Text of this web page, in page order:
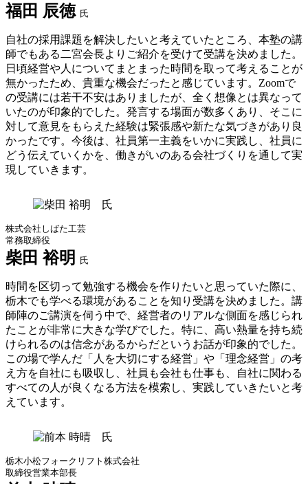
福田 辰徳 氏
自社の採用課題を解決したいと考えていたところ、本塾の講
師でもある二宮会長よりご紹介を受けて受講を決めました。
日頃経営や人についてまとまった時間を取って考えることが
無かったため、貴重な機会だったと感じています。Zoomで
の受講には若干不安はありましたが、全く想像とは異なって
いたのが印象的でした。発言する場面が数多くあり、そこに
対して意見をもらえた経験は緊張感や新たな気づきがあり良
かったです。今後は、社員第一主義をいかに実践し、社員に
どう伝えていくかを、働きがいのある会社づくりを通して実
現していきます。
株式会社しばた工芸
常務取締役
柴田 裕明 氏
時間を区切って勉強する機会を作りたいと思っていた際に、
栃木でも学べる環境があることを知り受講を決めました。講
師陣のご講演を伺う中で、経営者のリアルな側面を感じられ
たことが非常に大きな学びでした。特に、高い熱量を持ち続
けられるのは信念があるからだというお話が印象的でした。
この場で学んだ「人を大切にする経営」や「理念経営」の考
え方を自社にも吸収し、社員も会社も仕事も、自社に関わる
すべての人が良くなる方法を模索し、実践していきたいと考
えています。
栃木小松フォークリフト株式会社
取締役営業本部長